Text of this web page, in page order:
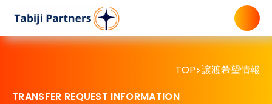
TOP>譲渡希望情報
TRANSFER REQUEST INFORMATION